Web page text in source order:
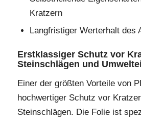
Kratzern
Langfristiger Werterhalt des
Erstklassiger Schutz vor
Steinschlägen und
Einer der größten Vorteile von
hochwertiger Schutz vor
Steinschlägen. Die Folie ist